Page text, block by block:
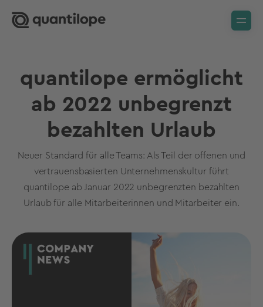
quantilope ermöglicht
ab 2022 unbegrenzt
bezahlten Urlaub
Neuer Standard für alle Teams: Als Teil der offenen und
vertrauensbasierten Unternehmenskultur führt
quantilope ab Januar 2022 unbegrenzten bezahlten
Urlaub für alle Mitarbeiterinnen und Mitarbeiter ein.